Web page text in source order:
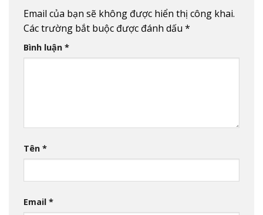
Email của bạn sẽ không được hiển thị công khai.
Các trường bắt buộc được đánh dấu *
Bình luận *
Tên *
Email *